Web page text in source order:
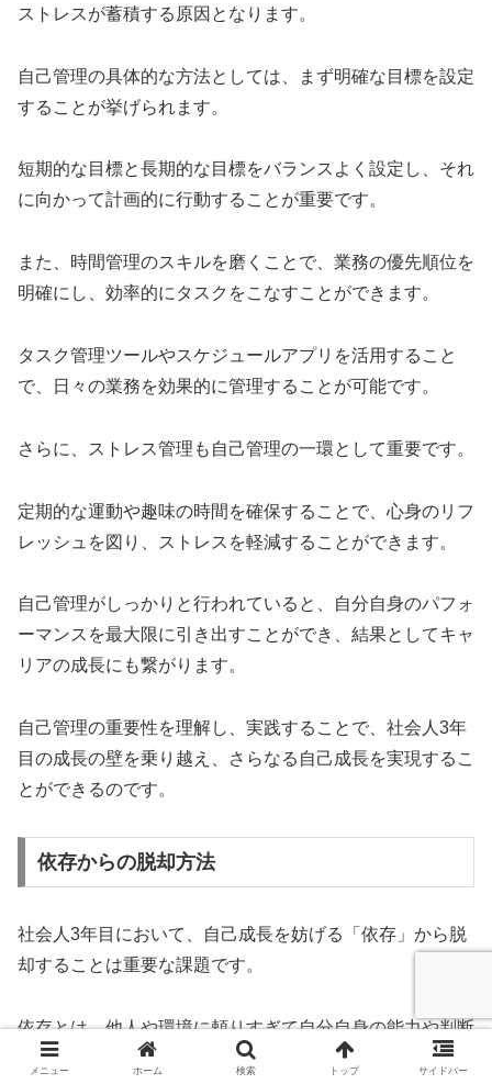
ストレスが蓄積する原因となります。
自己管理の具体的な方法としては、まず明確な目標を設定
することが挙げられます。
短期的な目標と長期的な目標をバランスよく設定し、それ
に向かって計画的に行動することが重要です。
また、時間管理のスキルを磨くことで、業務の優先順位を
明確にし、効率的にタスクをこなすことができます。
タスク管理ツールやスケジュールアプリを活用すること
で、日々の業務を効果的に管理することが可能です。
さらに、ストレス管理も自己管理の一環として重要です。
定期的な運動や趣味の時間を確保することで、心身のリフ
レッシュを図り、ストレスを軽減することができます。
自己管理がしっかりと行われていると、自分自身のパフォ
ーマンスを最大限に引き出すことができ、結果としてキャ
リアの成長にも繋がります。
自己管理の重要性を理解し、実践することで、社会人3年
目の成長の壁を乗り越え、さらなる自己成長を実現するこ
とができるのです。
依存からの脱却方法
社会人3年目において、自己成長を妨げる「依存」から脱
却することは重要な課題です。
依存とは、他人や環境に頼りすぎて自分自身の能力や判断
力を発揮できない状態を指します。
メニュー ホーム 検索 トップ サイドバー